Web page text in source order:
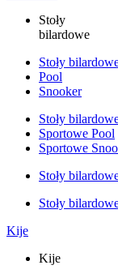
Stoły
bilardowe
Stoły
Pool
Snooker
Stoły
Sportowe Pool
Sportowe
Stoły
Stoły
Kije
Kije